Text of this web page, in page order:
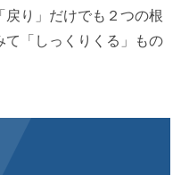
り」だけでも２つの根
「しっくりくる」もの